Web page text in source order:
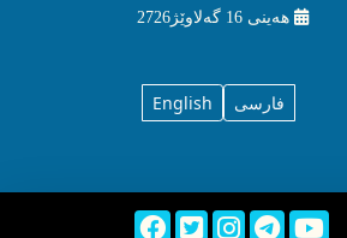
هه‌ینی 16 گه‌لاوێژ2726
English فارسی